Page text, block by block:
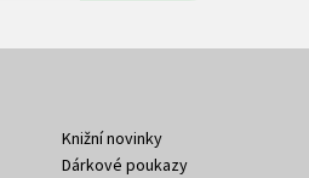
Knižní novinky
Dárkové poukazy